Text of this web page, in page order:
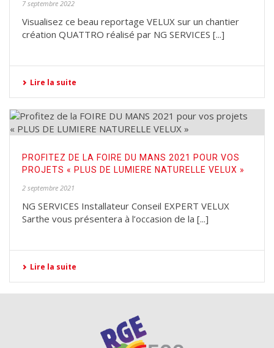
7 septembre 2022
Visualisez ce beau reportage VELUX sur un chantier
création QUATTRO réalisé par NG SERVICES [...]
Lire la suite
PROFITEZ DE LA FOIRE DU MANS 2021 POUR VOS
PROJETS « PLUS DE LUMIERE NATURELLE VELUX »
2 septembre 2021
NG SERVICES Installateur Conseil EXPERT VELUX
Sarthe vous présentera à l’occasion de la [...]
Lire la suite